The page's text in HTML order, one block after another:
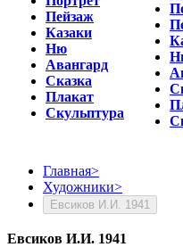
Пейзаж
Казаки
Ню
Авангард
Сказка
Плакат
Скульптура
Главная>
Художники>
Евсиков И.И. 1941
Евсиков И.И. 1941